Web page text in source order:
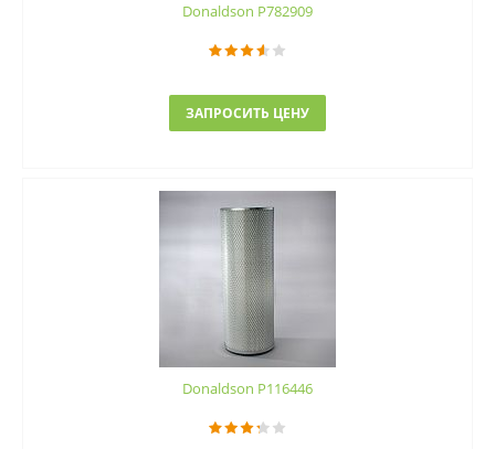
Donaldson P782909
ЗАПРОСИТЬ ЦЕНУ
Donaldson P116446